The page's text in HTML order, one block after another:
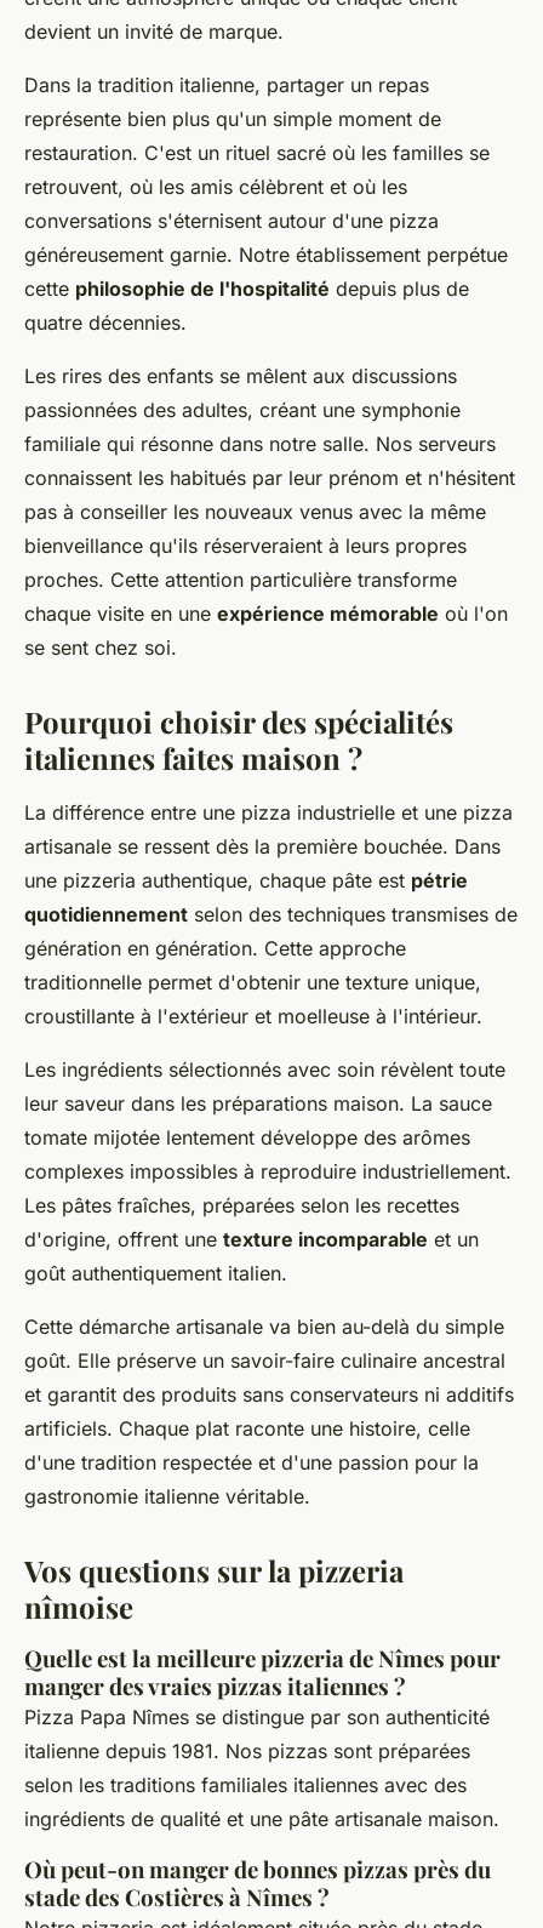
devient un invité de marque.
Dans la tradition italienne, partager un repas
représente bien plus qu'un simple moment de
restauration. C'est un rituel sacré où les familles se
retrouvent, où les amis célèbrent et où les
conversations s'éternisent autour d'une pizza
généreusement garnie. Notre établissement perpétue
cette philosophie de l'hospitalité depuis plus de
quatre décennies.
Les rires des enfants se mêlent aux discussions
passionnées des adultes, créant une symphonie
familiale qui résonne dans notre salle. Nos serveurs
connaissent les habitués par leur prénom et n'hésitent
pas à conseiller les nouveaux venus avec la même
bienveillance qu'ils réserveraient à leurs propres
proches. Cette attention particulière transforme
chaque visite en une expérience mémorable où l'on
se sent chez soi.
Pourquoi choisir des spécialités
italiennes faites maison ?
La différence entre une pizza industrielle et une pizza
artisanale se ressent dès la première bouchée. Dans
une pizzeria authentique, chaque pâte est pétrie
quotidiennement selon des techniques transmises de
génération en génération. Cette approche
traditionnelle permet d'obtenir une texture unique,
croustillante à l'extérieur et moelleuse à l'intérieur.
Les ingrédients sélectionnés avec soin révèlent toute
leur saveur dans les préparations maison. La sauce
tomate mijotée lentement développe des arômes
complexes impossibles à reproduire industriellement.
Les pâtes fraîches, préparées selon les recettes
d'origine, offrent une texture incomparable et un
goût authentiquement italien.
Cette démarche artisanale va bien au-delà du simple
goût. Elle préserve un savoir-faire culinaire ancestral
et garantit des produits sans conservateurs ni additifs
artificiels. Chaque plat raconte une histoire, celle
d'une tradition respectée et d'une passion pour la
gastronomie italienne véritable.
Vos questions sur la pizzeria
nîmoise
Quelle est la meilleure pizzeria de Nîmes pour
manger des vraies pizzas italiennes ?
Pizza Papa Nîmes se distingue par son authenticité
italienne depuis 1981. Nos pizzas sont préparées
selon les traditions familiales italiennes avec des
ingrédients de qualité et une pâte artisanale maison.
Où peut-on manger de bonnes pizzas près du
stade des Costières à Nîmes ?